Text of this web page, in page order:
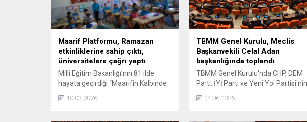
Maarif Platformu, Ramazan
etkinliklerine sahip çıktı,
üniversitelere çağrı yaptı
Milli Eğitim Bakanlığı’nın 81 ilde
hayata geçirdiği “Maarifin Kalbinde
sendikaların başlattığı "boykot"
10.03.2026
TBMM Genel Kurulu, Meclis
Başkanvekili Celal Adan
başkanlığında toplandı
TBMM Genel Kurulu'nda CHP, DEM
Parti, İYİ Parti ve Yeni Yol Partisi'nin
reddedilirken, AK Parti'nin Genel
04.06.2026